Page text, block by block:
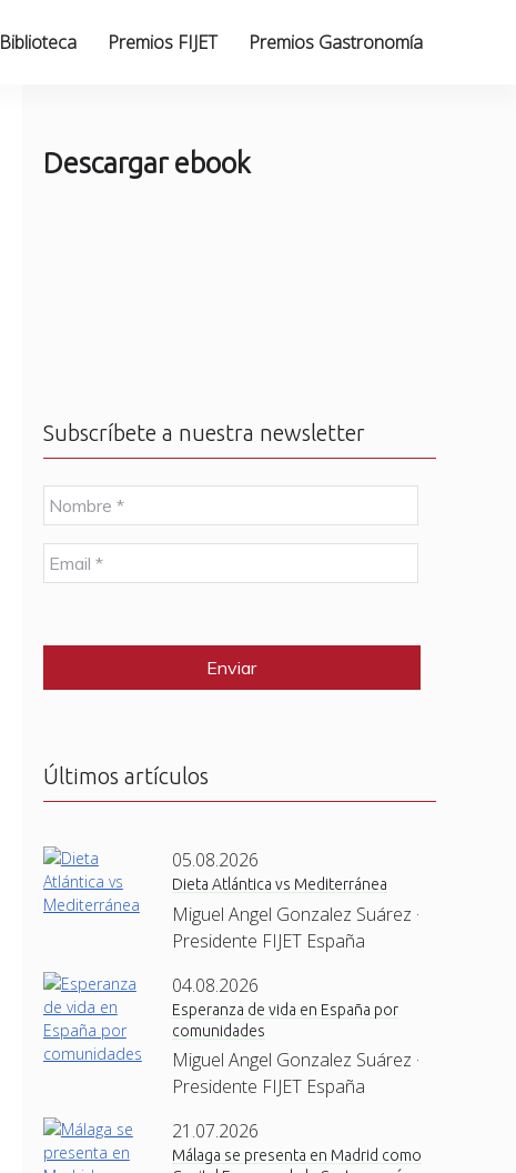
Biblioteca Premios FIJET Premios Gastronomía
Descargar ebook
Subscríbete a nuestra newsletter
N
o
m
b
r
E
m
l
Últimos artículos
05.08.2026
Dieta Atlántica vs Mediterránea
Miguel Angel Gonzalez Suárez ·
Presidente FIJET España
04.08.2026
Esperanza de vida en España por
comunidades
Miguel Angel Gonzalez Suárez ·
Presidente FIJET España
21.07.2026
Málaga se presenta en Madrid como